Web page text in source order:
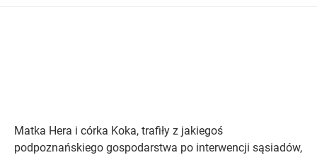
Matka Hera i córka Koka, trafiły z jakiegoś
podpoznańskiego gospodarstwa po interwencji sąsiadów,